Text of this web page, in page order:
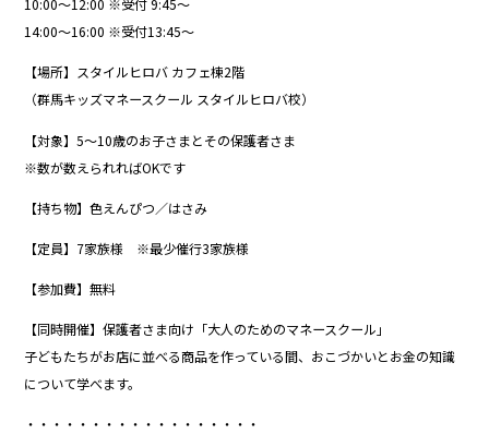
10:00〜12:00 ※受付 9:45〜
14:00〜16:00 ※受付13:45〜
【場所】スタイルヒロバ カフェ棟2階
（群馬キッズマネースクール スタイルヒロバ校）
【対象】5〜10歳のお子さまとその保護者さま
※数が数えられればOKです
【持ち物】色えんぴつ／はさみ
【定員】7家族様 ※最少催行3家族様
【参加費】無料
【同時開催】保護者さま向け「大人のためのマネースクール」
子どもたちがお店に並べる商品を作っている間、おこづかいとお金の知識
について学べます。
・・・・・・・・・・・・・・・・・・